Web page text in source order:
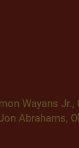
Wayans
Abrahams,